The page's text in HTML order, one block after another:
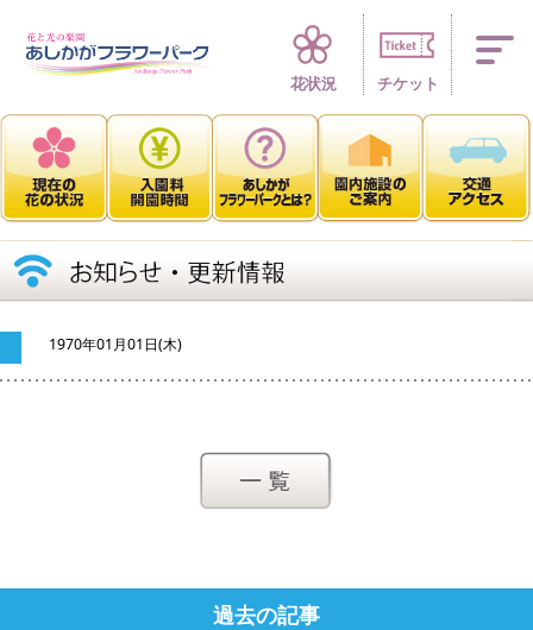
四季折々 花の
花状況 チケット
1970年01月01日(木)
過去の記事